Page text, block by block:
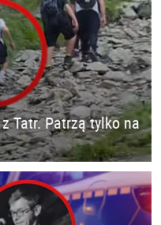
z Tatr. Patrzą tylko na